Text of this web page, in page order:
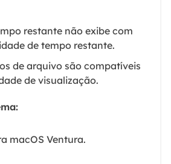
restante não exibe com
de tempo restante.
de arquivo são compatíveis
de visualização.
macOS Ventura.